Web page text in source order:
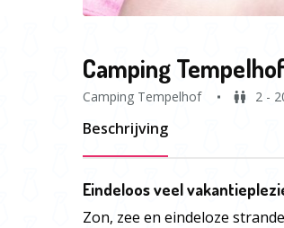
Camping Tempelhof
Camping Tempelhof 2 -
Beschrijving
Eindeloos veel
Zon, zee en eindeloze